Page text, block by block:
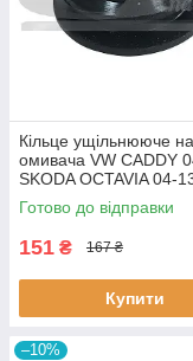
Кiльце ущiльнююче
омивача VW CADDY
SKODA OCTAVIA 04-
3RG
Готово до відправки
151 ₴ 167 ₴
Купити
–10%